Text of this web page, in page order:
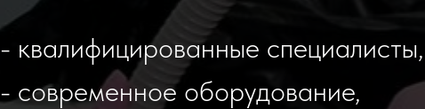
- квалифицированные специалисты,
- современное оборудование,